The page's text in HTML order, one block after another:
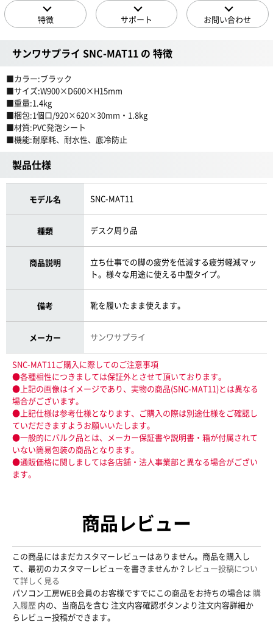
特徴 サポート お問い合わせ
サンワサプライ SNC-MAT11 の 特徴
■カラー:ブラック
■サイズ:W900×D600×H15mm
■重量:1.4kg
■梱包:1個口/920×620×30mm・1.8kg
■材質:PVC発泡シート
■機能:耐摩耗、耐水性、底冷防止
製品仕様
モデル名 SNC-MAT11
種類 デスク周り品
商品説明
立ち仕事での脚の疲労を低減する疲労軽減マッ
ト。様々な用途に使える中型タイプ。
備考 靴を履いたまま使えます。
メーカー サンワサプライ
SNC-MAT11ご購入に際してのご注意事項
●各種相性につきましては保証外とさせて頂いております。
●上記の画像はイメージであり、実物の商品(SNC-MAT11)とは異なる
場合がございます。
●上記仕様は参考仕様となります、ご購入の際は別途仕様をご確認し
ていだだきますようお願いいたします。
●一般的にバルク品とは、メーカー保証書や説明書・箱が付属されて
いない簡易包装の商品となります。
●通販価格に関しましては各店舗・法人事業部と異なる場合がござい
ます。
商品レビュー
この商品にはまだカスタマーレビューはありません。商品を購入し
て、最初のカスタマーレビューを書きませんか？ レビュー投稿につい
て詳しく見る
パソコン工房WEB会員のお客様ですでにこの商品をお持ちの場合は 購
入履歴 内の、当商品を含む 注文内容確認ボタンより注文内容詳細か
らレビュー投稿ができます。